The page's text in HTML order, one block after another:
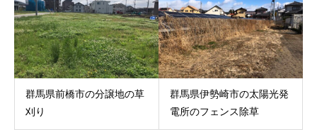
群馬県前橋市の分譲地の草
刈り
群馬県伊勢崎市の太陽光発
電所のフェンス除草